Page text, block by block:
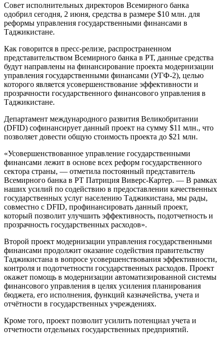
Совет исполнительных директоров Всемирного банка
одобрил сегодня, 2 июня, средства в размере $10 млн. для
реформы управления государственными финансами в
Таджикистане.
Как говорится в пресс-релизе, распространенном
представительством Всемирного банка в РТ, данные средства
будут направлены на финансирование проекта модернизации
управления государственными финансами (УГФ-2), целью
которого является усовершенствование эффективности и
прозрачности государственного финансового управления в
Таджикистане.
Департамент международного развития Великобритании
(DFID) софинансирует данный проект на сумму $11 млн., что
позволяет довести общую стоимость проекта до $21 млн.
«Усовершенствованное управление государственными
финансами лежит в основе всех реформ государственного
сектора страны, — отметила постоянный представитель
Всемирного банка в РТ Патриция Виверс-Картер. — В рамках
наших усилий по содействию в предоставлении качественных
государственных услуг населению Таджикистана, мы рады,
совместно с DFID, профинансировать данный проект,
который позволит улучшить эффективность, подотчетность и
прозрачность государственных расходов».
Второй проект модернизации управления государственными
финансами продолжит оказание содействия правительству
Таджикистана в вопросе усовершенствования эффективности,
контроля и подотчетности государственных расходов. Проект
окажет помощь в модернизации автоматизированной системы
финансового управления в целях усиления планирования
бюджета, его исполнения, функций казначейства, учета и
отчётности в государственных учреждениях.
Кроме того, проект позволит усилить потенциал учета и
отчетности отдельных государственных предприятий.